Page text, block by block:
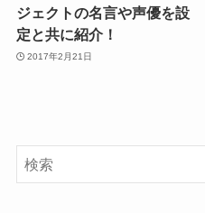
ジェクトの名言や声優を設
定と共に紹介！
2017年2月21日